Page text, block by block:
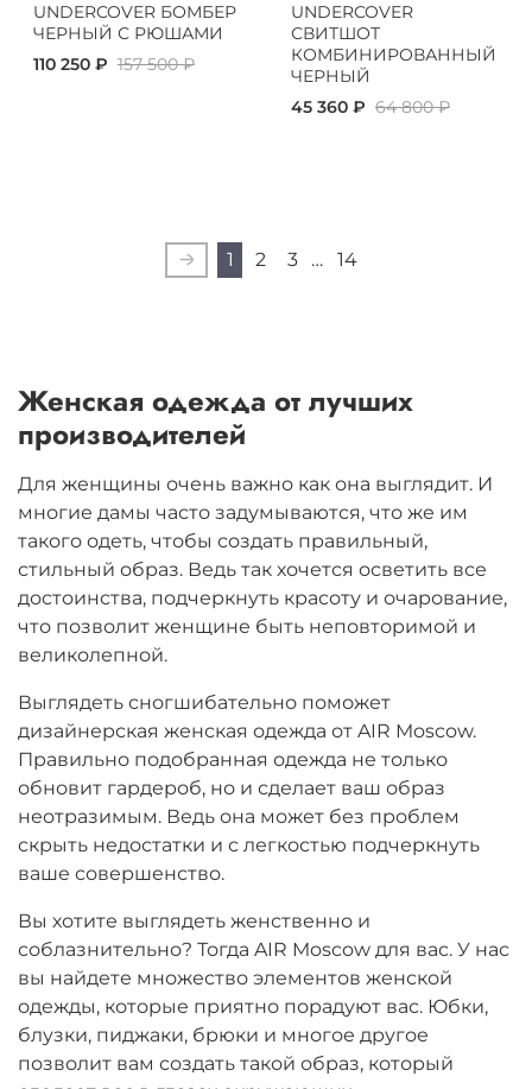
UNDERCOVER БОМБЕР
ЧЕРНЫЙ С РЮШАМИ
110 250 ₽ 157 500 ₽
UNDERCOVER
СВИТШОТ
КОМБИНИРОВАННЫЙ
ЧЕРНЫЙ
45 360 ₽ 64 800 ₽
1 2 3 … 14
Женская одежда от лучших
производителей
Для женщины очень важно как она выглядит. И
многие дамы часто задумываются, что же им
такого одеть, чтобы создать правильный,
стильный образ. Ведь так хочется осветить все
достоинства, подчеркнуть красоту и очарование,
что позволит женщине быть неповторимой и
великолепной.
Выглядеть сногшибательно поможет
дизайнерская женская одежда от AIR Moscow.
Правильно подобранная одежда не только
обновит гардероб, но и сделает ваш образ
неотразимым. Ведь она может без проблем
скрыть недостатки и с легкостью подчеркнуть
ваше совершенство.
Вы хотите выглядеть женственно и
соблазнительно? Тогда AIR Moscow для вас. У нас
вы найдете множество элементов женской
одежды, которые приятно порадуют вас. Юбки,
блузки, пиджаки, брюки и многое другое
позволит вам создать такой образ, который